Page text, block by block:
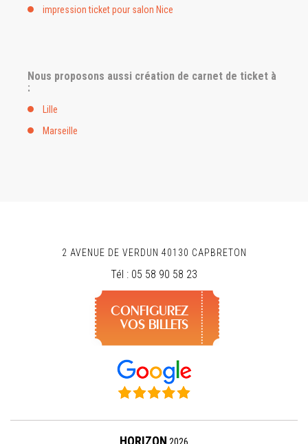
impression ticket pour salon Nice
Nous proposons aussi création de carnet de ticket à
:
Lille
Marseille
2 AVENUE DE VERDUN 40130 CAPBRETON
Tél : 05 58 90 58 23
CONFIGUREZ
VOS BILLETS
HORIZON